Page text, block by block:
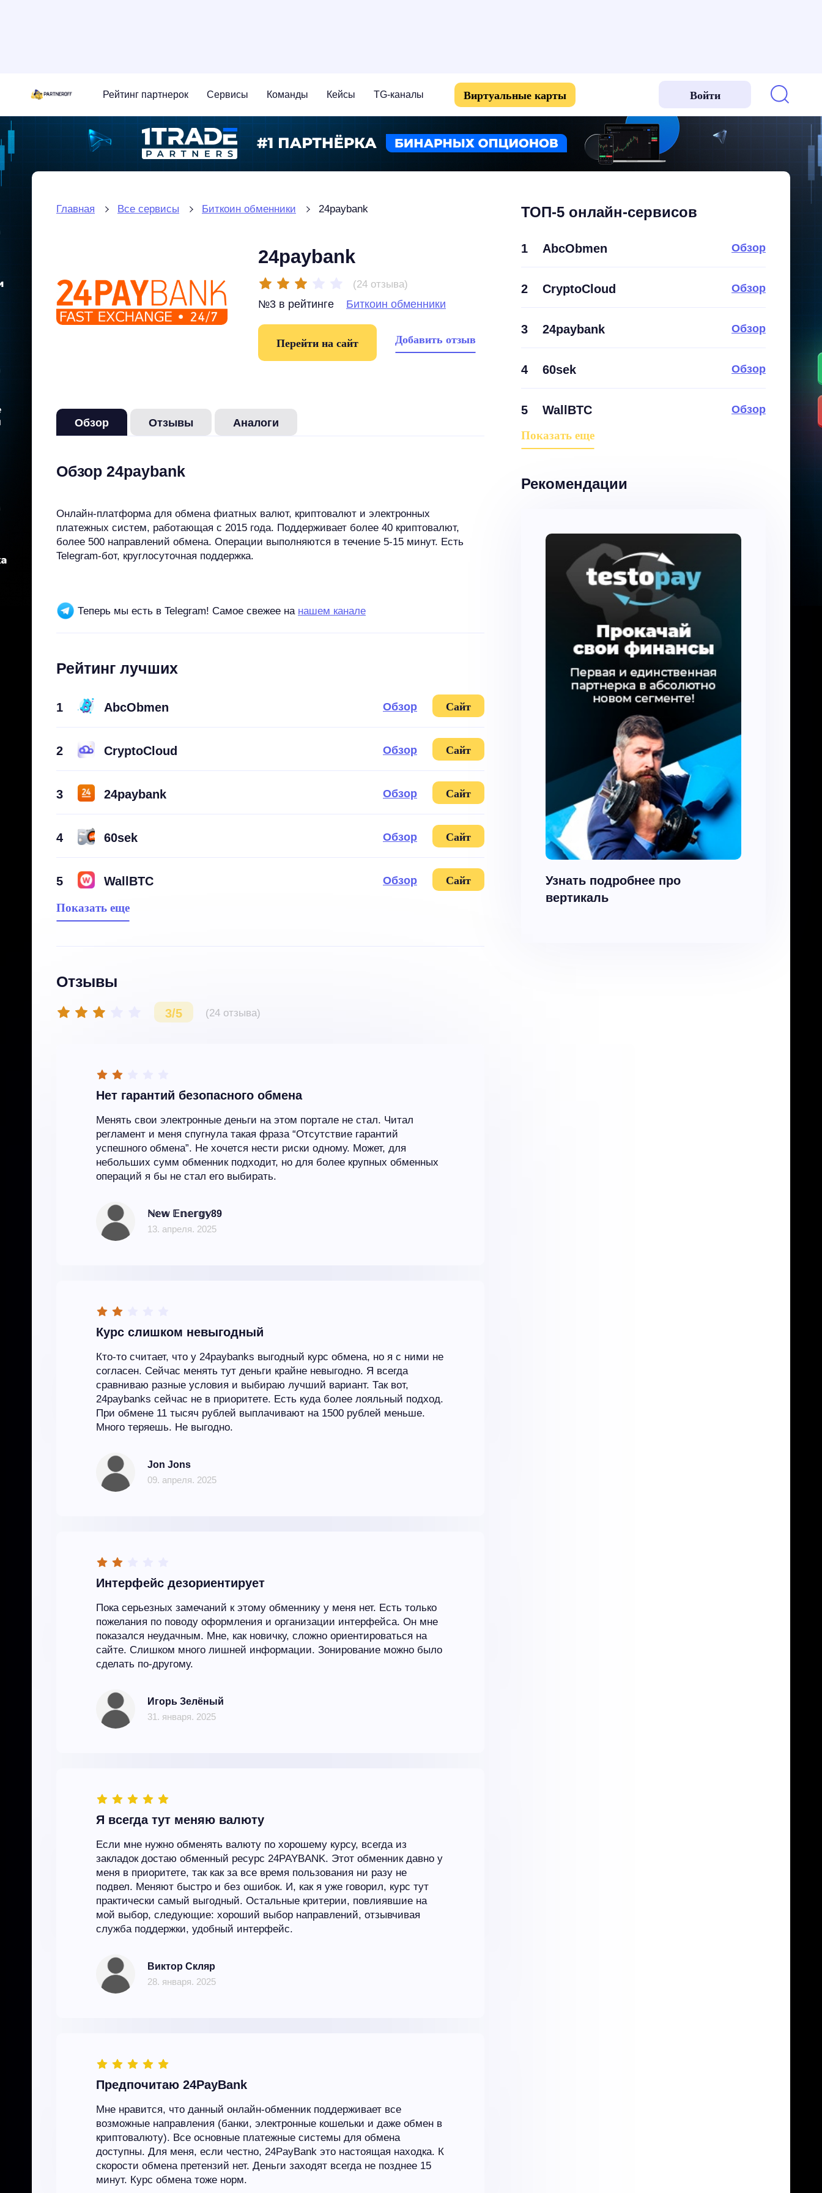
Рейтинг партнерок Сервисы Команды Кейсы TG-каналы Виртуальные карты Войти
Главная Все сервисы Биткоин обменники 24paybank
24paybank
(24 отзыва)
№3 в рейтинге Биткоин обменники
Перейти на сайт Добавить отзыв
Обзор Отзывы Аналоги
Обзор 24paybank
Онлайн-платформа для обмена фиатных валют, криптовалют и электронных
платежных систем, работающая с 2015 года. Поддерживает более 40 криптовалют,
более 500 направлений обмена. Операции выполняются в течение 5-15 минут. Есть
Telegram-бот, круглосуточная поддержка.
Теперь мы есть в Telegram! Самое свежее на нашем канале
Рейтинг лучших
1 AbcObmen Обзор Сайт
2 CryptoCloud Обзор Сайт
3 24paybank Обзор Сайт
4 60sek Обзор Сайт
5 WallBTC Обзор Сайт
Показать еще
Отзывы
3/5 (24 отзыва)
Нет гарантий безопасного обмена
Менять свои электронные деньги на этом портале не стал. Читал
регламент и меня спугнула такая фраза “Отсутствие гарантий
успешного обмена”. Не хочется нести риски одному. Может, для
небольших сумм обменник подходит, но для более крупных обменных
операций я бы не стал его выбирать.
ℕ𝕖𝕨 𝔼𝕟𝕖𝕣𝕘𝕪89
13. апреля. 2025
Курс слишком невыгодный
Кто-то считает, что у 24paybanks выгодный курс обмена, но я с ними не
согласен. Сейчас менять тут деньги крайне невыгодно. Я всегда
сравниваю разные условия и выбираю лучший вариант. Так вот,
24paybanks сейчас не в приоритете. Есть куда более лояльный подход.
При обмене 11 тысяч рублей выплачивают на 1500 рублей меньше.
Много теряешь. Не выгодно.
Jon Jons
09. апреля. 2025
Интерфейс дезориентирует
Пока серьезных замечаний к этому обменнику у меня нет. Есть только
пожелания по поводу оформления и организации интерфейса. Он мне
показался неудачным. Мне, как новичку, сложно ориентироваться на
сайте. Слишком много лишней информации. Зонирование можно было
сделать по-другому.
Игорь Зелёный
31. января. 2025
Я всегда тут меняю валюту
Если мне нужно обменять валюту по хорошему курсу, всегда из
закладок достаю обменный ресурс 24PAYBANK. Этот обменник давно у
меня в приоритете, так как за все время пользования ни разу не
подвел. Меняют быстро и без ошибок. И, как я уже говорил, курс тут
практически самый выгодный. Остальные критерии, повлиявшие на
мой выбор, следующие: хороший выбор направлений, отзывчивая
служба поддержки, удобный интерфейс.
Виктор Скляр
28. января. 2025
Предпочитаю 24PayBank
Мне нравится, что данный онлайн-обменник поддерживает все
возможные направления (банки, электронные кошельки и даже обмен в
криптовалюту). Все основные платежные системы для обмена
доступны. Для меня, если честно, 24PayBank это настоящая находка. К
скорости обмена претензий нет. Деньги заходят всегда не позднее 15
минут. Курс обмена тоже норм.
ТОП-5 онлайн-сервисов
1 AbcObmen Обзор
2 CryptoCloud Обзор
3 24paybank Обзор
4 60sek Обзор
5 WallBTC Обзор
Показать еще
Рекомендации
Узнать подробнее про
вертикаль